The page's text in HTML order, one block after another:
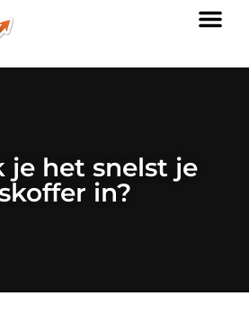
je het snelst je
in?